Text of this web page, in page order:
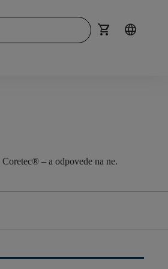
shopping_cart language
Coretec®– a odpovede na ne.